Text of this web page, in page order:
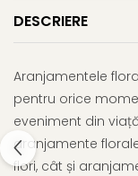
DESCRIERE
Aranjamentele
pentru orice
eveniment din
aranjamente
flori, cât și